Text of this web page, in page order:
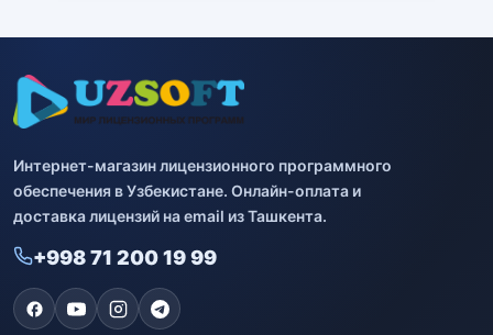
Интернет-магазин лицензионного программного
обеспечения в Узбекистане. Онлайн-оплата и
доставка лицензий на email из Ташкента.
+998 71 200 19 99